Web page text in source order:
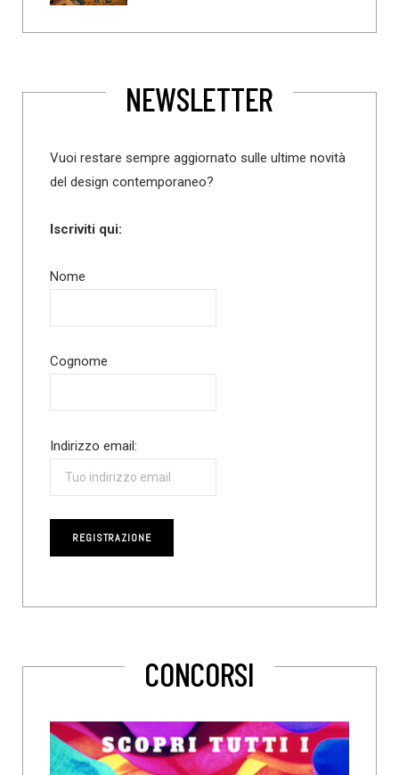
NEWSLETTER
Vuoi restare sempre aggiornato sulle ultime novità
del design contemporaneo?
Iscriviti qui:
Nome
Cognome
Indirizzo email:
CONCORSI